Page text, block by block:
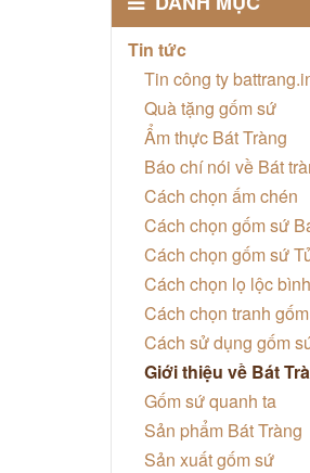
Tin tức
Tin công ty
Quà tặng gốm sứ
Ẩm thực Bát Tràng
Báo chí nói về Bát
Cách chọn ấm chén
Cách chọn gốm sứ
Cách chọn gốm sứ
Cách chọn lọ lộc bình
Cách chọn tranh gốm
Cách sử dụng gốm
Giới thiệu về Bát
Gốm sứ quanh ta
Sản phẩm Bát Tràng
Sản xuất gốm sứ